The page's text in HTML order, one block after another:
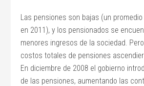
Las pensiones son bajas (un
en 2011), y los pensionados se
menores ingresos de la sociedad.
costos totales de pensiones
En diciembre de 2008 el gobierno
de las pensiones, aumentando las